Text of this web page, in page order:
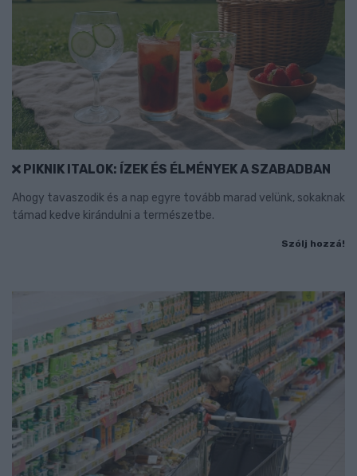
PIKNIK ITALOK: ÍZEK ÉS ÉLMÉNYEK A SZABADBAN
Ahogy tavaszodik és a nap egyre tovább marad velünk, sokaknak
támad kedve kirándulni a természetbe.
Szólj hozzá!